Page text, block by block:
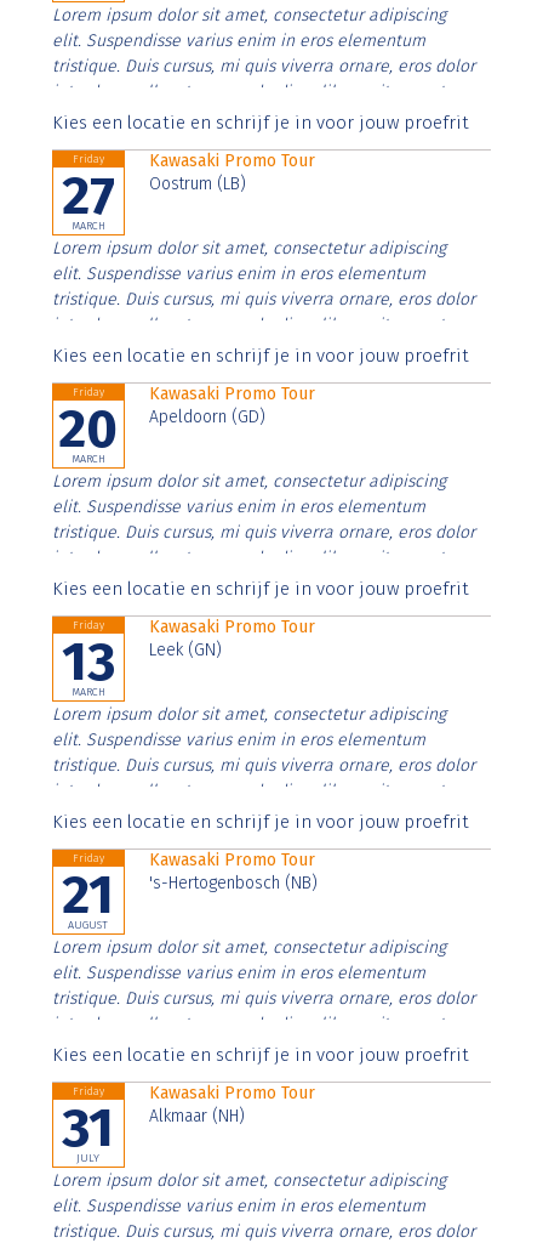
Lorem ipsum dolor sit amet, consectetur adipiscing
elit. Suspendisse varius enim in eros elementum
tristique. Duis cursus, mi quis viverra ornare, eros dolor
interdum nulla, ut commodo diam libero vitae erat.
Aenean faucibus nibh et justo cursus id rutrum lorem
Kies een locatie en schrijf je in voor jouw proefrit
Friday
27
MARCH
Kawasaki Promo Tour
Oostrum (LB)
Lorem ipsum dolor sit amet, consectetur adipiscing
elit. Suspendisse varius enim in eros elementum
tristique. Duis cursus, mi quis viverra ornare, eros dolor
interdum nulla, ut commodo diam libero vitae erat.
Aenean faucibus nibh et justo cursus id rutrum lorem
Kies een locatie en schrijf je in voor jouw proefrit
Friday
20
MARCH
Kawasaki Promo Tour
Apeldoorn (GD)
Lorem ipsum dolor sit amet, consectetur adipiscing
elit. Suspendisse varius enim in eros elementum
tristique. Duis cursus, mi quis viverra ornare, eros dolor
interdum nulla, ut commodo diam libero vitae erat.
Aenean faucibus nibh et justo cursus id rutrum lorem
Kies een locatie en schrijf je in voor jouw proefrit
Friday
13
MARCH
Kawasaki Promo Tour
Leek (GN)
Lorem ipsum dolor sit amet, consectetur adipiscing
elit. Suspendisse varius enim in eros elementum
tristique. Duis cursus, mi quis viverra ornare, eros dolor
interdum nulla, ut commodo diam libero vitae erat.
Aenean faucibus nibh et justo cursus id rutrum lorem
Kies een locatie en schrijf je in voor jouw proefrit
Friday
21
AUGUST
Kawasaki Promo Tour
's-Hertogenbosch (NB)
Lorem ipsum dolor sit amet, consectetur adipiscing
elit. Suspendisse varius enim in eros elementum
tristique. Duis cursus, mi quis viverra ornare, eros dolor
interdum nulla, ut commodo diam libero vitae erat.
Aenean faucibus nibh et justo cursus id rutrum lorem
Kies een locatie en schrijf je in voor jouw proefrit
Friday
31
JULY
Kawasaki Promo Tour
Alkmaar (NH)
Lorem ipsum dolor sit amet, consectetur adipiscing
elit. Suspendisse varius enim in eros elementum
tristique. Duis cursus, mi quis viverra ornare, eros dolor